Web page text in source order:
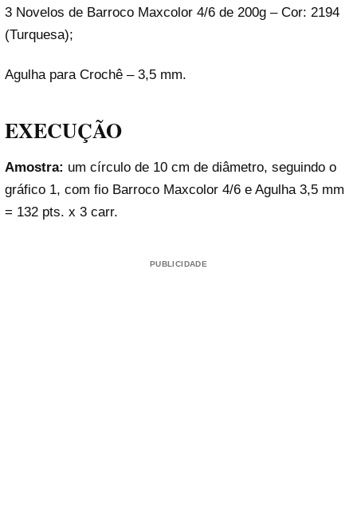
3 Novelos de Barroco Maxcolor 4/6 de 200g – Cor: 2194
(Turquesa);
Agulha para Crochê – 3,5 mm.
EXECUÇÃO
Amostra: um círculo de 10 cm de diâmetro, seguindo o
gráfico 1, com fio Barroco Maxcolor 4/6 e Agulha 3,5 mm
= 132 pts. x 3 carr.
PUBLICIDADE